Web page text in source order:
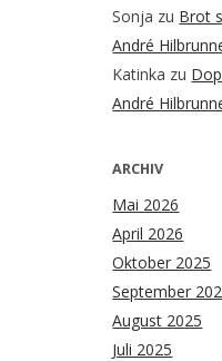
Sonja zu Brot
André
Katinka zu
André
ARCHIV
Mai 2026
April 2026
Oktober 2025
September
August 2025
Juli 2025